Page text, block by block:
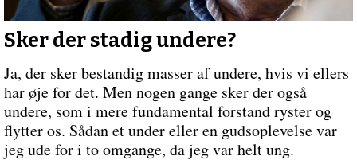
indlæg:
Et
liv
uden
Gud
Sker der stadig undere?
Ja, der sker bestandig masser af undere, hvis vi ellers
har øje for det. Men nogen gange sker der også
undere, som i mere fundamental forstand ryster og
flytter os. Sådan et under eller en gudsoplevelse var
jeg ude for i to omgange, da jeg var helt ung.